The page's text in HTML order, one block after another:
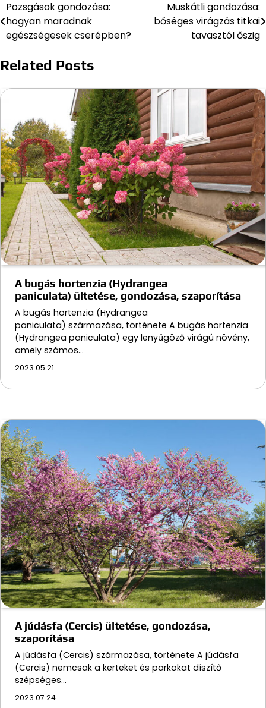
Bejegyzés
navigáció
Pozsgások gondozása:
hogyan maradnak
egészségesek cserépben?
Muskátli gondozása:
bőséges virágzás titkai
tavasztól őszig
Related Posts
A bugás hortenzia (Hydrangea
paniculata) ültetése, gondozása, szaporítása
A bugás hortenzia (Hydrangea
paniculata) származása, története A bugás hortenzia
(Hydrangea paniculata) egy lenyűgöző virágú növény,
amely számos…
2023.05.21.
A júdásfa (Cercis) ültetése, gondozása,
szaporítása
A júdásfa (Cercis) származása, története A júdásfa
(Cercis) nemcsak a kerteket és parkokat díszítő
szépséges…
2023.07.24.